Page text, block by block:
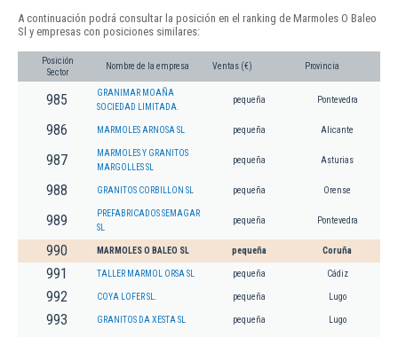
A continuación podrá consultar la posición en el ranking de Marmoles O Baleo
Sl y empresas con posiciones similares:
Posición
Sector
Nombre de la empresa Ventas (€) Provincia
985
GRANIMAR MOAÑA
SOCIEDAD LIMITADA.
pequeña Pontevedra
986 MARMOLES ARNOSA SL pequeña Alicante
987
MARMOLES Y GRANITOS
MARGOLLES SL
pequeña Asturias
988 GRANITOS CORBILLON SL pequeña Orense
989
PREFABRICADOS SEMAGAR
SL
pequeña Pontevedra
990 MARMOLES O BALEO SL pequeña Coruña
991 TALLER MARMOL ORSA SL pequeña Cádiz
992 COYA LOFER SL. pequeña Lugo
993 GRANITOS DA XESTA SL pequeña Lugo